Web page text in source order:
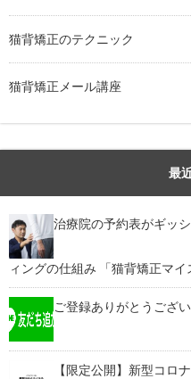
猫背矯正のテクニック
猫背矯正メール講座
最
治療院の予約表がギッ
ィングの仕組み 「猫背矯正マイ
ご登録ありがとうござ
【限定公開】新型コロ